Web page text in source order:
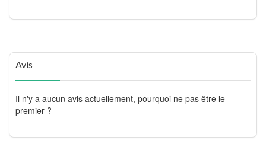
Avis
Il n'y a aucun avis actuellement, pourquoi ne pas être le
premier ?